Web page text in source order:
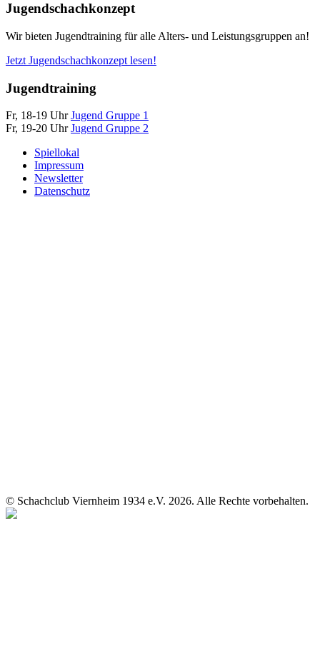
Jugendschachkonzept
Wir bieten Jugendtraining für alle Alters- und Leistungsgruppen an!
Jetzt Jugendschachkonzept lesen!
Jugendtraining
Fr, 18-19 UhrJugend Gruppe 1
Fr, 19-20 UhrJugend Gruppe 2
Spiellokal
Impressum
Newsletter
Datenschutz
© Schachclub Viernheim 1934 e.V. 2026. Alle Rechte vorbehalten.